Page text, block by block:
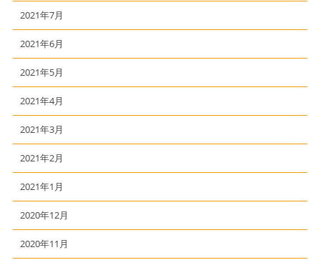
2021年7月
2021年6月
2021年5月
2021年4月
2021年3月
2021年2月
2021年1月
2020年12月
2020年11月